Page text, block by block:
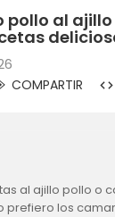
pollo al
COMPARTIR
al ajillo pollo o
prefiero los